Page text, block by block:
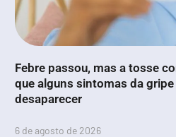
Febre passou, mas a tosse
que alguns sintomas da
desaparecer
6 de agosto de 2026